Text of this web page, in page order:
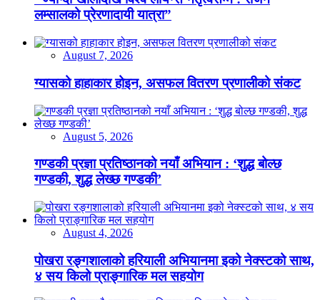
लम्सालको प्रेरणादायी यात्रा”
August 7, 2026
ग्यासको हाहाकार होइन, असफल वितरण प्रणालीको संकट
August 5, 2026
गण्डकी प्रज्ञा प्रतिष्ठानको नयाँ अभियान : ‘शुद्ध बोल्छ
गण्डकी, शुद्ध लेख्छ गण्डकी’
August 4, 2026
पोखरा रङ्गशालाको हरियाली अभियानमा इको नेक्स्टको साथ,
४ सय किलो प्राङ्गारिक मल सहयोग